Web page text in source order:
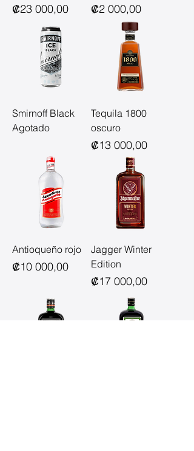
Precio
₡23 000,00 Precio
₡2 000,00
Smirnoff Black
Agotado
Tequila 1800
oscuro
Precio
₡13 000,00
Antioqueño rojo
Precio
₡10 000,00
Jagger Winter
Edition
Precio
₡17 000,00